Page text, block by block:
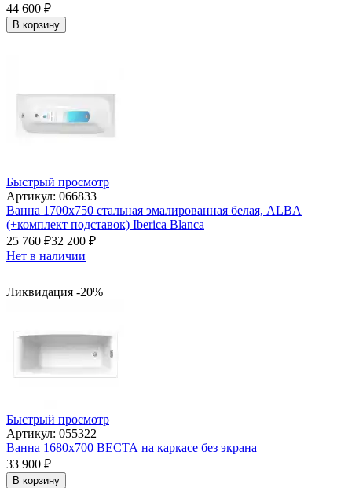
44 600 ₽
В корзину
Быстрый просмотр
Артикул: 066833
Ванна 1700х750 стальная эмалированная белая, ALBA
(+комплект подставок) Iberica Blanca
25 760 ₽32 200 ₽
Нет в наличии
Ликвидация -20%
Быстрый просмотр
Артикул: 055322
Ванна 1680x700 ВЕСТА на каркасе без экрана
33 900 ₽
В корзину